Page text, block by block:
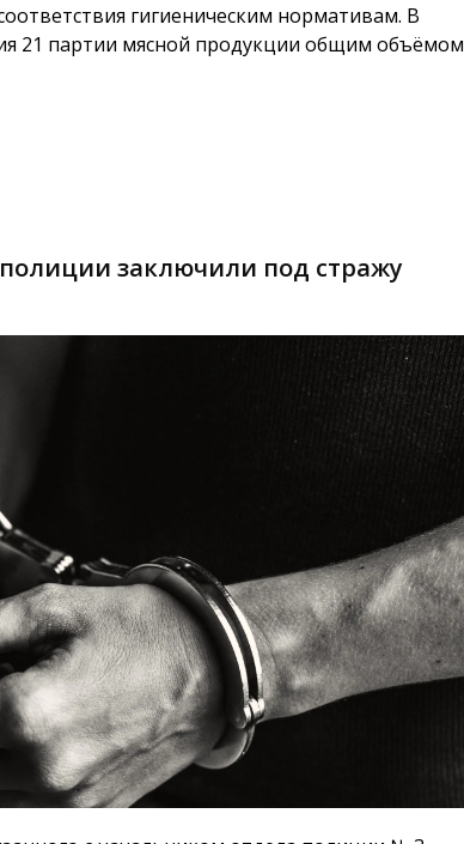
гигиеническим нормативам. В
21 партии мясной продукции общим объёмом
заключили под стражу